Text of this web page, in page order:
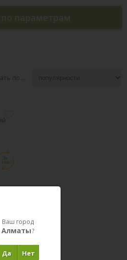
параметрам
по...
Ваш город
Алматы?
Нет
Да